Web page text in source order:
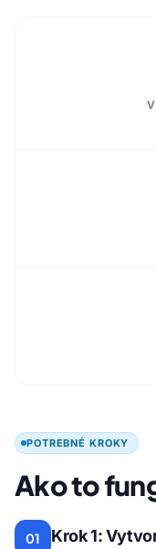
POTREBNÉ KROKY
Ako to
01 Krok 1: